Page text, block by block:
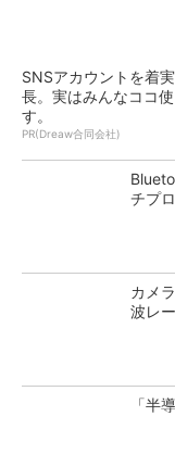
SNSアカウントを着
長。実はみんなココ
す。
PR(Dreaw合同会社)
チプ
カメ
波レ
「半